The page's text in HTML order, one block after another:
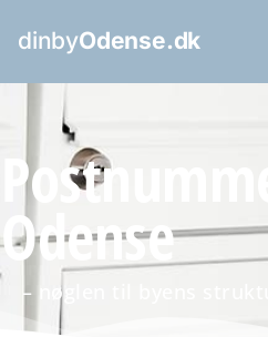
dinbyOdense.dk
Odense
– nøglen til byens